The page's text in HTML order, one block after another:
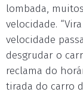
lombada,
velocidade.
velocidade
desgrudar o
reclama do
tirada do carro